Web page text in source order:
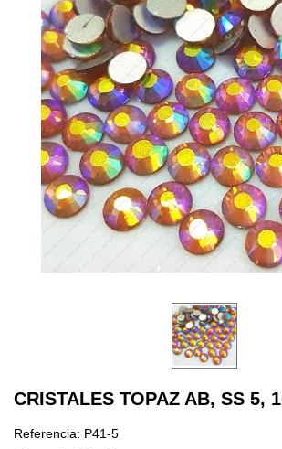
CRISTALES TOPAZ AB, SS 5,
Referencia: P41-5